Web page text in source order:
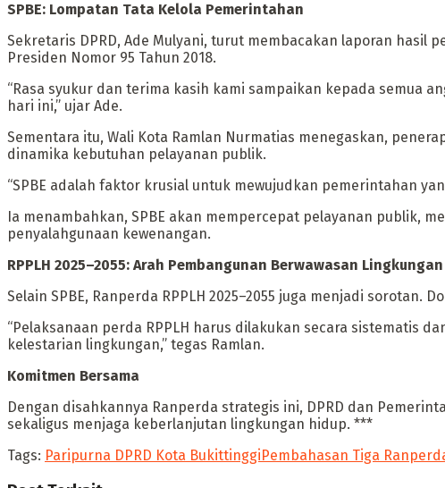
‎SPBE: Lompatan Tata Kelola Pemerintahan
‎Sekretaris DPRD, Ade Mulyani, turut membacakan laporan hasil
Presiden Nomor 95 Tahun 2018.
‎“Rasa syukur dan terima kasih kami sampaikan kepada semua
hari ini,” ujar Ade.
‎Sementara itu, Wali Kota Ramlan Nurmatias menegaskan,
dinamika kebutuhan pelayanan publik.
‎“SPBE adalah faktor krusial untuk mewujudkan pemerintahan
‎Ia menambahkan, SPBE akan mempercepat pelayanan publik,
penyalahgunaan kewenangan.
‎RPPLH 2025–2055: Arah Pembangunan Berwawasan Lingkungan
‎Selain SPBE, Ranperda RPPLH 2025–2055 juga menjadi sorotan.
‎“Pelaksanaan perda RPPLH harus dilakukan secara sistematis
kelestarian lingkungan,” tegas Ramlan.
‎Komitmen Bersama
‎Dengan disahkannya Ranperda strategis ini, DPRD dan
sekaligus menjaga keberlanjutan lingkungan hidup. ***
Tags: Paripurna DPRD Kota BukittinggiPembahasan Tiga